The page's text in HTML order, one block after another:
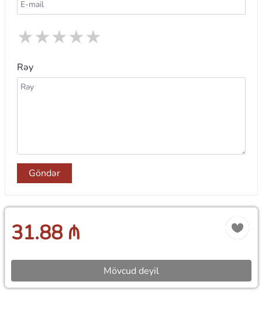
★
★
★
★
★
Rəy
Göndər
31.88 ₼
Mövcud deyil